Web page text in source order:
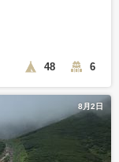
48 6
8月2日